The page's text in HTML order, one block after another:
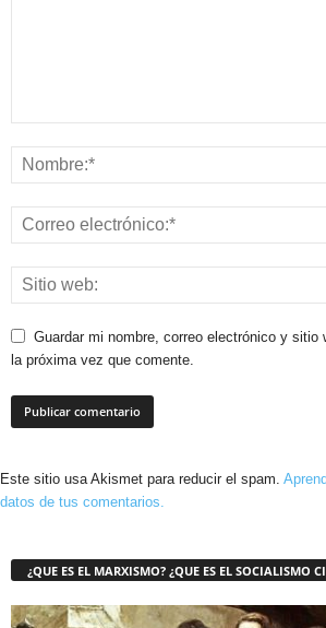
Guardar mi nombre, correo electrónico y sitio
la próxima vez que comente.
Este sitio usa Akismet para reducir el spam.
datos de tus comentarios.
¿QUE ES EL MARXISMO? ¿QUE ES EL SOCIALISMO